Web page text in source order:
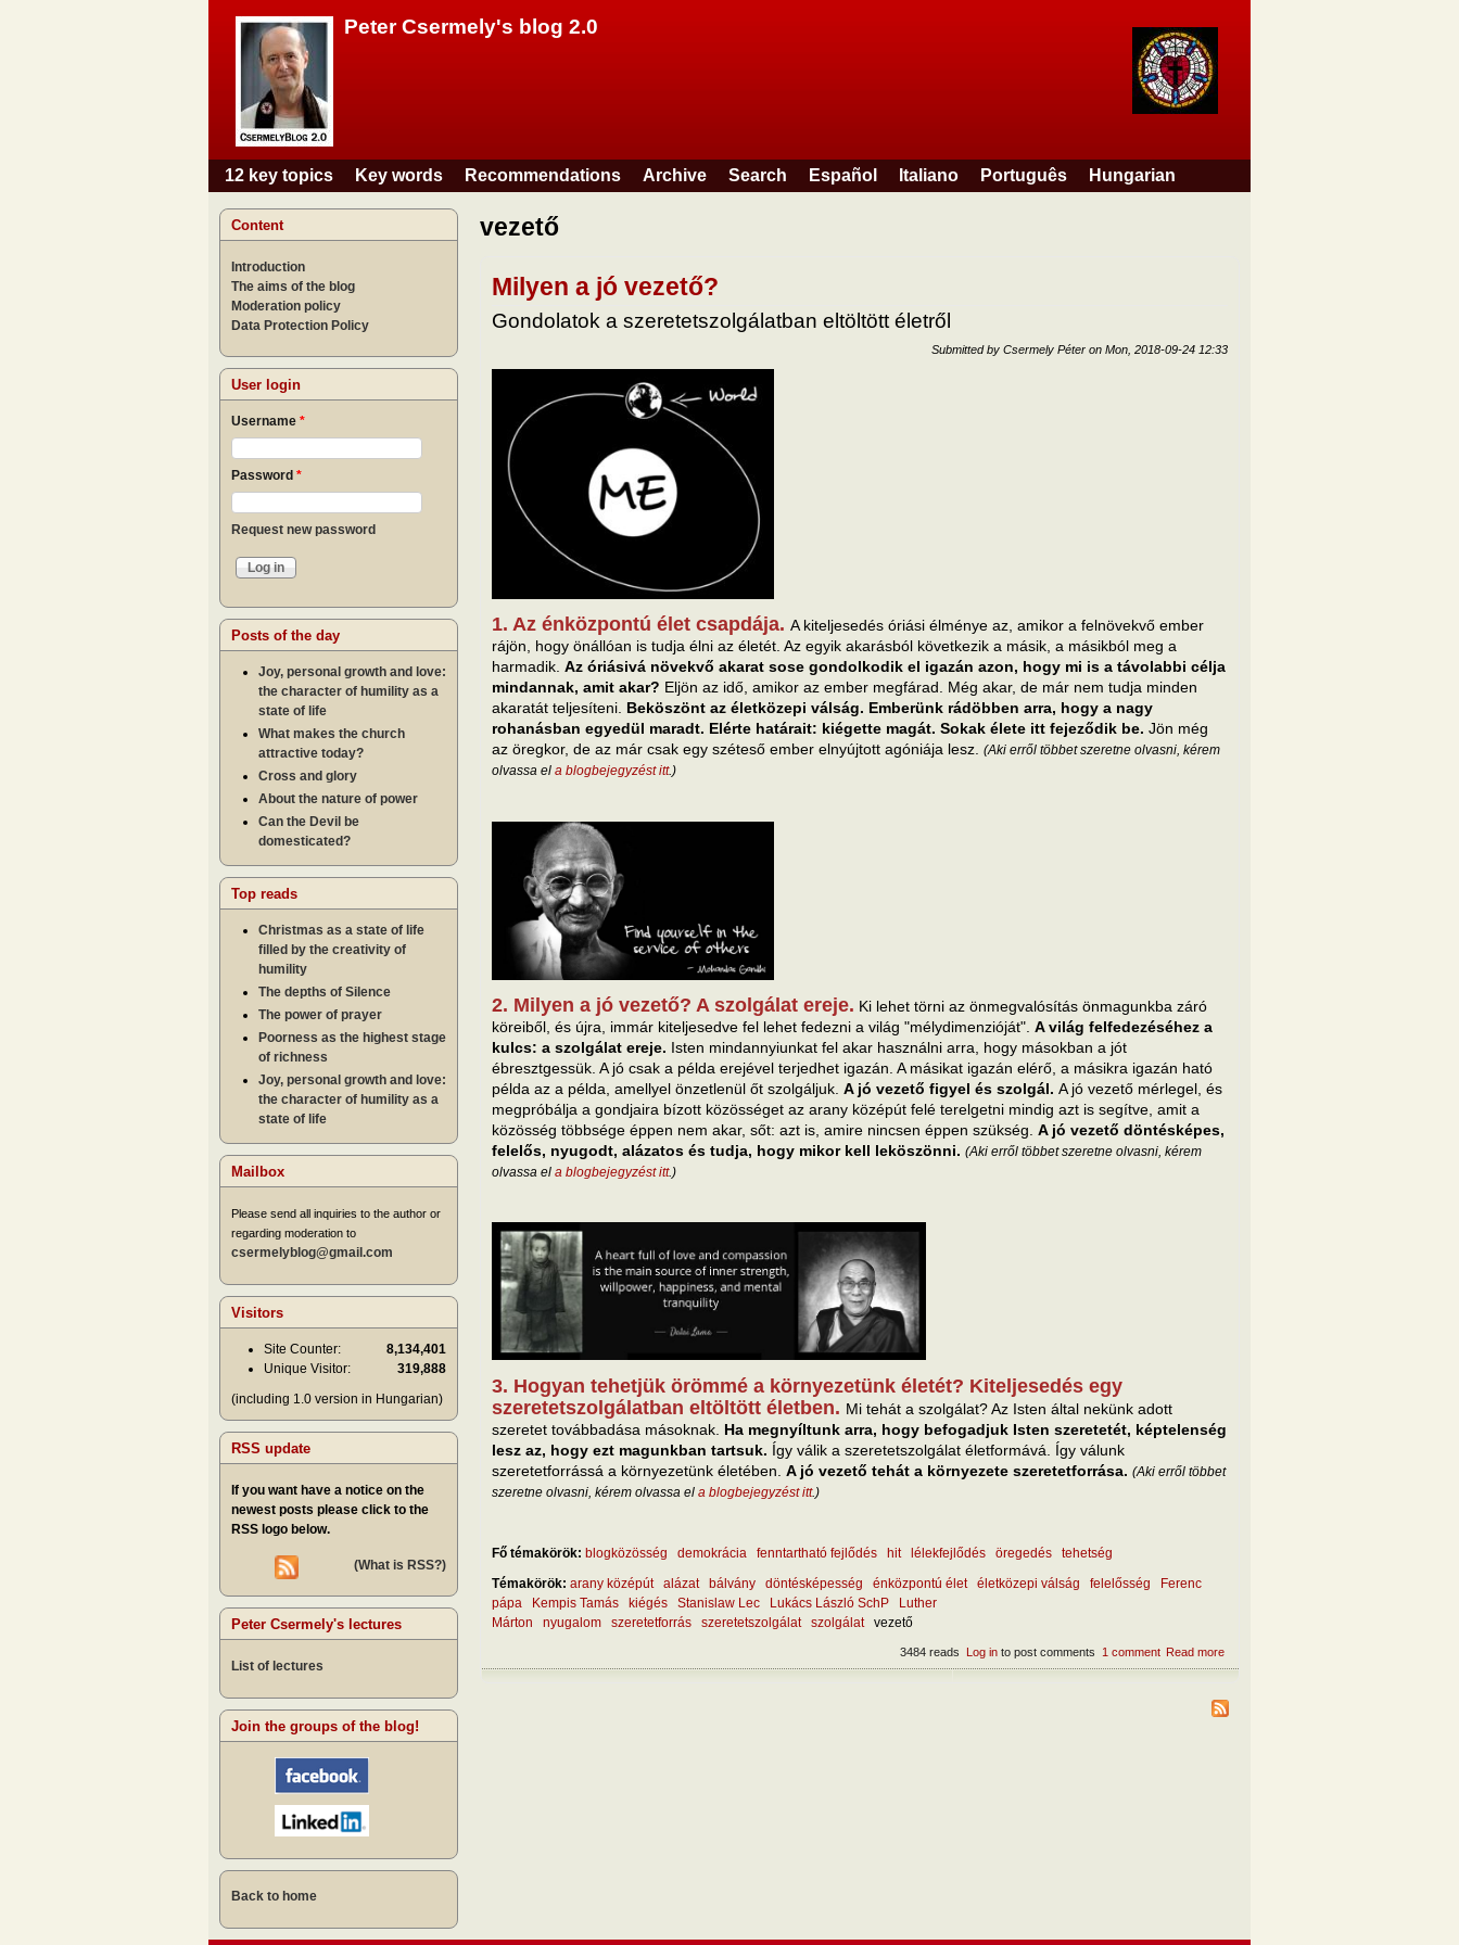
Peter Csermely's blog 2.0
Main menu
12 key topics Key words Recommendations Archive Search Español Italiano Português Hungarian
vezető
Milyen a jó vezető?
Gondolatok a szeretetszolgálatban eltöltött életről
Submitted by Csermely Péter on Mon, 2018-09-24 12:33
1. Az énközpontú élet csapdája. A kiteljesedés óriási élménye az, amikor a felnövekvő ember
rájön, hogy önállóan is tudja élni az életét. Az egyik akarásból következik a másik, a másikból meg a
harmadik. Az óriásivá növekvő akarat sose gondolkodik el igazán azon, hogy mi is a távolabbi célja
mindannak, amit akar? Eljön az idő, amikor az ember megfárad. Még akar, de már nem tudja minden
akaratát teljesíteni. Beköszönt az életközepi válság. Emberünk rádöbben arra, hogy a nagy
rohanásban egyedül maradt. Elérte határait: kiégette magát. Sokak élete itt fejeződik be. Jön még
az öregkor, de az már csak egy széteső ember elnyújtott agóniája lesz. (Aki erről többet szeretne olvasni, kérem
olvassa el a blogbejegyzést itt.)
2. Milyen a jó vezető? A szolgálat ereje. Ki lehet törni az önmegvalósítás önmagunkba záró
köreiből, és újra, immár kiteljesedve fel lehet fedezni a világ "mélydimenzióját". A világ felfedezéséhez a
kulcs: a szolgálat ereje. Isten mindannyiunkat fel akar használni arra, hogy másokban a jót
ébresztgessük. A jó csak a példa erejével terjedhet igazán. A másikat igazán elérő, a másikra igazán ható
példa az a példa, amellyel önzetlenül őt szolgáljuk. A jó vezető figyel és szolgál. A jó vezető mérlegel, és
megpróbálja a gondjaira bízott közösséget az arany középút felé terelgetni mindig azt is segítve, amit a
közösség többsége éppen nem akar, sőt: azt is, amire nincsen éppen szükség. A jó vezető döntésképes,
felelős, nyugodt, alázatos és tudja, hogy mikor kell leköszönni. (Aki erről többet szeretne olvasni, kérem
olvassa el a blogbejegyzést itt.)
3. Hogyan tehetjük örömmé a környezetünk életét? Kiteljesedés egy
szeretetszolgálatban eltöltött életben. Mi tehát a szolgálat? Az Isten által nekünk adott
szeretet továbbadása másoknak. Ha megnyíltunk arra, hogy befogadjuk Isten szeretetét, képtelenség
lesz az, hogy ezt magunkban tartsuk. Így válik a szeretetszolgálat életformává. Így válunk
szeretetforrássá a környezetünk életében. A jó vezető tehát a környezete szeretetforrása. (Aki erről többet
szeretne olvasni, kérem olvassa el a blogbejegyzést itt.)
Fő témakörök: blogközösség demokrácia fenntartható fejlődés hit lélekfejlődés öregedés
tehetség
Témakörök: arany középút alázat bálvány döntésképesség énközpontú élet életközepi válság felelősség
Ferenc
pápa
Kempis Tamás kiégés Stanislaw Lec Lukács László SchP
Luther
Márton
nyugalom szeretetforrás szeretetszolgálat szolgálat vezető
Read more
1 comment
Log into post comments
3484 reads
Content
Introduction
The aims of the blog
Moderation policy
Data Protection Policy
User login
Username *
Password *
Request new password
Posts of the day
Joy, personal growth and love:
the character of humility as a
state of life
What makes the church
attractive today?
Cross and glory
About the nature of power
Can the Devil be
domesticated?
Top reads
Christmas as a state of life
filled by the creativity of
humility
The depths of Silence
The power of prayer
Poorness as the highest stage
of richness
Joy, personal growth and love:
the character of humility as a
state of life
Mailbox
Please send all inquiries to the author or
regarding moderation to
csermelyblog@gmail.com
Visitors
Site Counter:
8,134,401
Unique Visitor:
319,888
(including 1.0 version in Hungarian)
RSS update
If you want have a notice on the
newest posts please click to the
RSS logo below.
(What is RSS?)
Peter Csermely's lectures
List of lectures
Join the groups of the blog!
Back to home